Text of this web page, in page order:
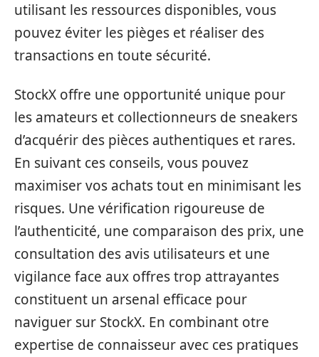
utilisant les ressources disponibles, vous
pouvez éviter les pièges et réaliser des
transactions en toute sécurité.
StockX offre une opportunité unique pour
les amateurs et collectionneurs de sneakers
d’acquérir des pièces authentiques et rares.
En suivant ces conseils, vous pouvez
maximiser vos achats tout en minimisant les
risques. Une vérification rigoureuse de
l’authenticité, une comparaison des prix, une
consultation des avis utilisateurs et une
vigilance face aux offres trop attrayantes
constituent un arsenal efficace pour
naviguer sur StockX. En combinant otre
expertise de connaisseur avec ces pratiques